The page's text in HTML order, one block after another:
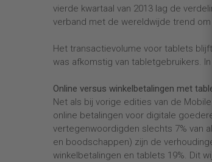
vierde kwartaal van 2013 lag de
verband met de wereldwijde trend
Het transactievolume voor tablets
was afkomstig van tabletgebruikers.
Online versus winkelbetalingen met
Net als bij vorige edities van de
online betalingen voor digitale
vertegenwoordigden slechts 7% van
en boodschappen) zijn de
winkelbetalingen en tablets 19%. Dit